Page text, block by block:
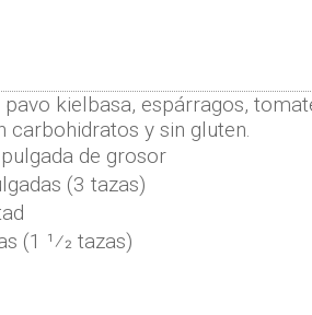
kielbasa, espárragos,
carbohidratos y sin gluten.
de grosor
(3 tazas)
(1 1⁄2 tazas)